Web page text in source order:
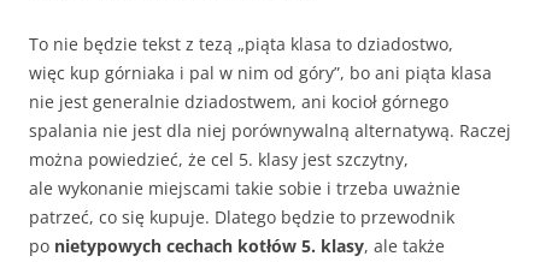
To nie będzie tekst z tezą „piąta klasa to dziadostwo,
więc kup górniaka i pal w nim od góry”, bo ani piąta klasa
nie jest generalnie dziadostwem, ani kocioł górnego
spalania nie jest dla niej porównywalną alternatywą. Raczej
można powiedzieć, że cel 5. klasy jest szczytny,
ale wykonanie miejscami takie sobie i trzeba uważnie
patrzeć, co się kupuje. Dlatego będzie to przewodnik
po nietypowych cechach kotłów 5. klasy, ale także